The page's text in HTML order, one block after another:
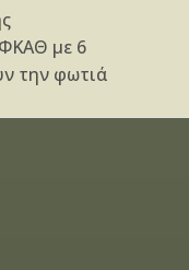
με 6
την φωτιά